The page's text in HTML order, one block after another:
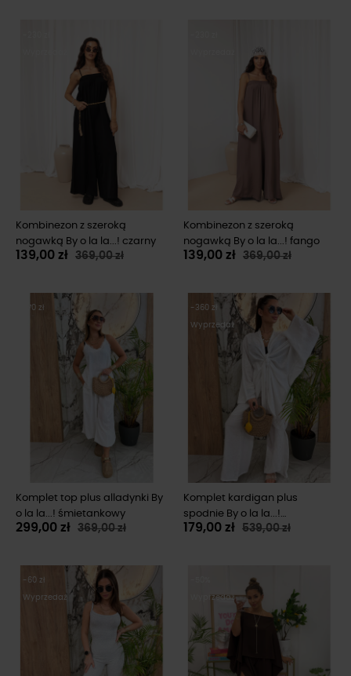
Kombinezon z szeroką
nogawką By o la la...! czarny
139,00 zł 369,00 zł
Kombinezon z szeroką
nogawką By o la la...! fango
139,00 zł 369,00 zł
-70 zł
Komplet top plus alladynki By
o la la...! śmietankowy
299,00 zł 369,00 zł
-360 zł
Wyprzedaż
Komplet kardigan plus
spodnie By o la la...!
śmietankowy
179,00 zł 539,00 zł
-60 zł
Wyprzedaż Wyprzedaż